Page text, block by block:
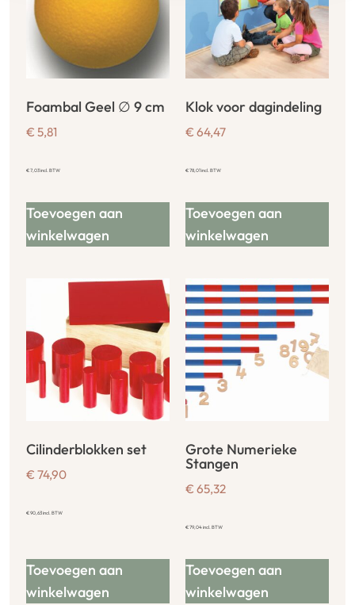
Foambal Geel ∅ 9 cm
€ 5,81
€7,03incl. BTW
Toevoegen aan
winkelwagen
Klok voor dagindeling
€ 64,47
€78,01incl. BTW
Toevoegen aan
winkelwagen
Cilinderblokken set
€ 74,90
€90,63incl. BTW
Toevoegen aan
winkelwagen
Grote Numerieke
Stangen
€ 65,32
€79,04incl. BTW
Toevoegen aan
winkelwagen